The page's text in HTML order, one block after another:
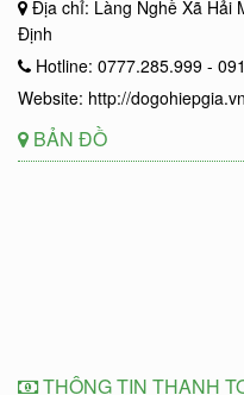
Địa chỉ: Làng Nghề Xã Hải
Định
Hotline: 0777.285.999 -
Website: http://dogohiepgia.vn
BẢN ĐỒ
THÔNG TIN THANH